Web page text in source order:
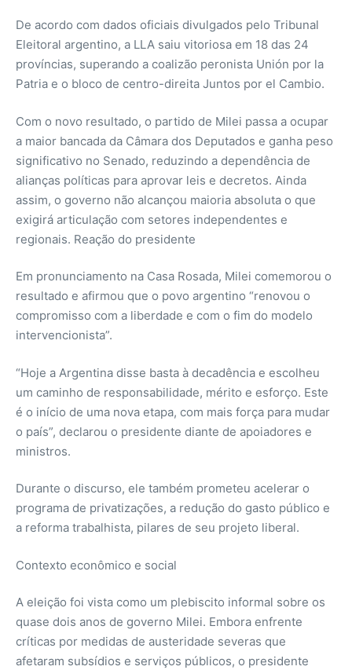
De acordo com dados oficiais divulgados pelo Tribunal
Eleitoral argentino, a LLA saiu vitoriosa em 18 das 24
províncias, superando a coalizão peronista Unión por la
Patria e o bloco de centro-direita Juntos por el Cambio.
Com o novo resultado, o partido de Milei passa a ocupar
a maior bancada da Câmara dos Deputados e ganha peso
significativo no Senado, reduzindo a dependência de
alianças políticas para aprovar leis e decretos. Ainda
assim, o governo não alcançou maioria absoluta o que
exigirá articulação com setores independentes e
regionais. Reação do presidente
Em pronunciamento na Casa Rosada, Milei comemorou o
resultado e afirmou que o povo argentino “renovou o
compromisso com a liberdade e com o fim do modelo
intervencionista”.
“Hoje a Argentina disse basta à decadência e escolheu
um caminho de responsabilidade, mérito e esforço. Este
é o início de uma nova etapa, com mais força para mudar
o país”, declarou o presidente diante de apoiadores e
ministros.
Durante o discurso, ele também prometeu acelerar o
programa de privatizações, a redução do gasto público e
a reforma trabalhista, pilares de seu projeto liberal.
Contexto econômico e social
A eleição foi vista como um plebiscito informal sobre os
quase dois anos de governo Milei. Embora enfrente
críticas por medidas de austeridade severas que
afetaram subsídios e serviços públicos, o presidente